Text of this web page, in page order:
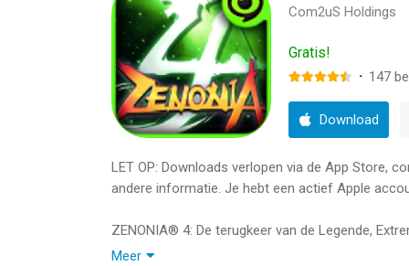
Com2uS Holdings
Gratis!
· 147
Download
LET OP: Downloads verlopen via de App Store,
andere informatie. Je hebt een actief Apple
ZENONIA® 4: De terugkeer van de Legende,
Meer